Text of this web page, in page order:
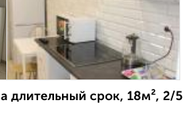
длительный срок, 18м², 2/5